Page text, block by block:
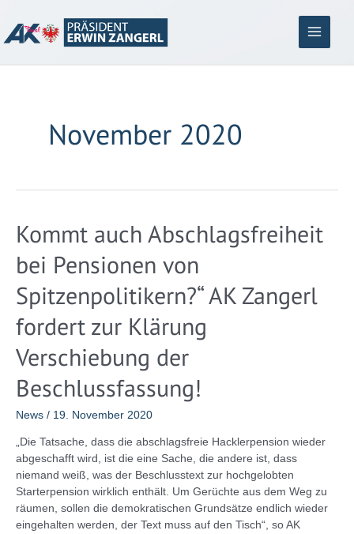
Inhalt
springen
Main
November 2020
Kommt auch Abschlagsfreiheit
bei Pensionen von
Spitzenpolitikern?“ AK Zangerl
fordert zur Klärung
Verschiebung der
Beschlussfassung!
News / 19. November 2020
„Die Tatsache, dass die abschlagsfreie Hacklerpension wieder
abgeschafft wird, ist die eine Sache, die andere ist, dass
niemand weiß, was der Beschlusstext zur hochgelobten
Starterpension wirklich enthält. Um Gerüchte aus dem Weg zu
räumen, sollen die demokratischen Grundsätze endlich wieder
eingehalten werden, der Text muss auf den Tisch“, so AK